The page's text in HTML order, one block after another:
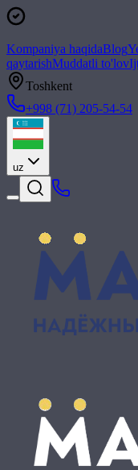
Kompaniya haqidaBlog
qaytarishMuddatli to'lov
Toshkent
+998 (71) 205-54-54
uz